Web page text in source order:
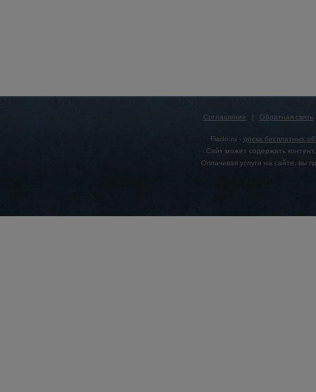
Соглашение | Обратная связь
Flado.ru - доска бесплатных
Сайт может содержать
Оплачивая услуги на сайте, вы